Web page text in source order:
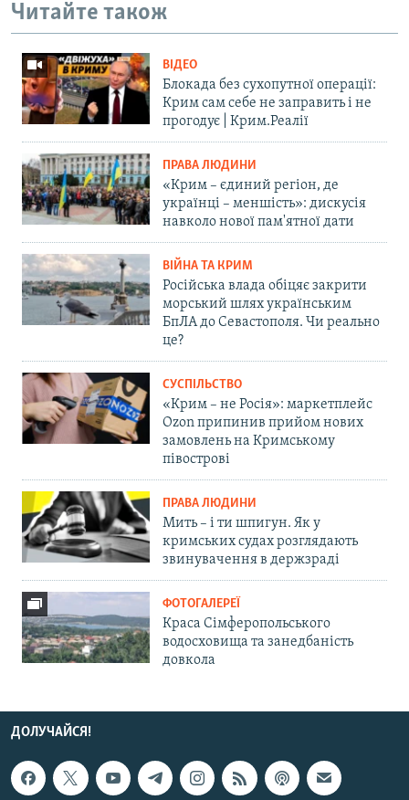
Читайте також
ВІДЕО
Блокада без сухопутної операції:
Крим сам себе не заправить і не
прогодує | Крим.Реалії
ПРАВА ЛЮДИНИ
«Крим – єдиний регіон, де
українці – меншість»: дискусія
навколо нової пам'ятної дати
ВІЙНА ТА КРИМ
Російська влада обіцяє закрити
морський шлях українським
БпЛА до Севастополя. Чи реально
це?
СУСПІЛЬСТВО
«Крим – не Росія»: маркетплейс
Ozon припинив прийом нових
замовлень на Кримському
півострові
ПРАВА ЛЮДИНИ
Мить – і ти шпигун. Як у
кримських судах розглядають
звинувачення в держзраді
ФОТОГАЛЕРЕЇ
Краса Сімферопольського
водосховища та занедбаність
довкола
ДОЛУЧАЙСЯ!